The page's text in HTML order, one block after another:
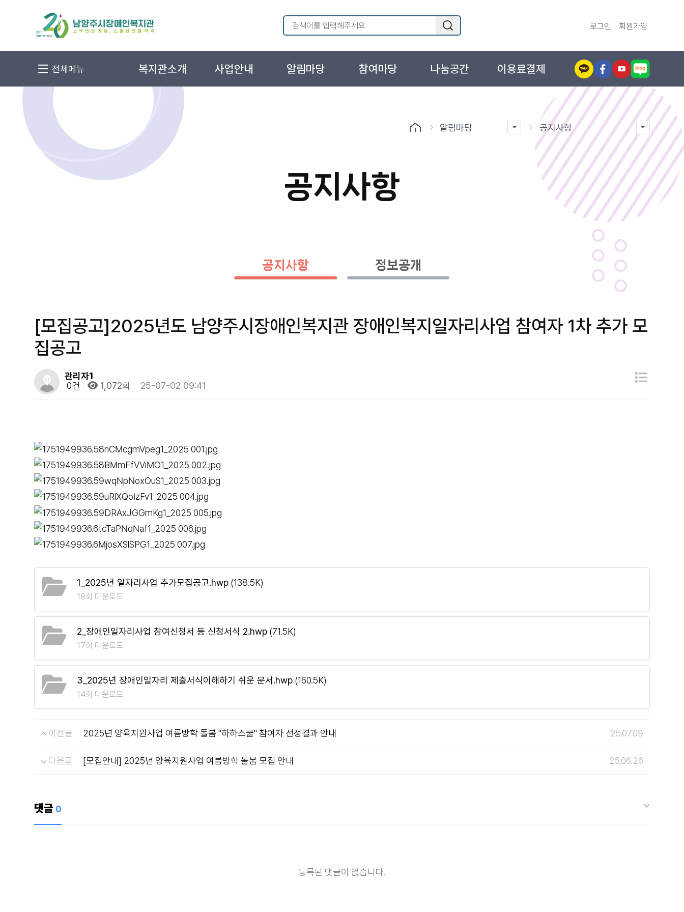
로그인 회원가입
전체메뉴 복지관소개 사업안내 알림마당 참여마당 나눔공간 이용료결제
알림마당 공지사항
공지사항
공지사항 정보공개
[모집공고]2025년도 남양주시장애인복지관 장애인복지일자리사업 참여자 1차 추가 모
집공고
관리자1
0건
1,072회 25-07-02 09:41
1_2025년 일자리사업 추가모집공고.hwp (138.5K)
18회 다운로드
2_장애인일자리사업 참여신청서 등 신청서식 2.hwp (71.5K)
17회 다운로드
3_2025년 장애인일자리 제출서식이해하기 쉬운 문서.hwp (160.5K)
14회 다운로드
이전글 2025년 양육지원사업 여름방학 돌봄 "하하스쿨" 참여자 선정결과 안내 25.07.09
다음글 [모집안내] 2025년 양육지원사업 여름방학 돌봄 모집 안내 25.06.26
댓글 0
등록된 댓글이 없습니다.